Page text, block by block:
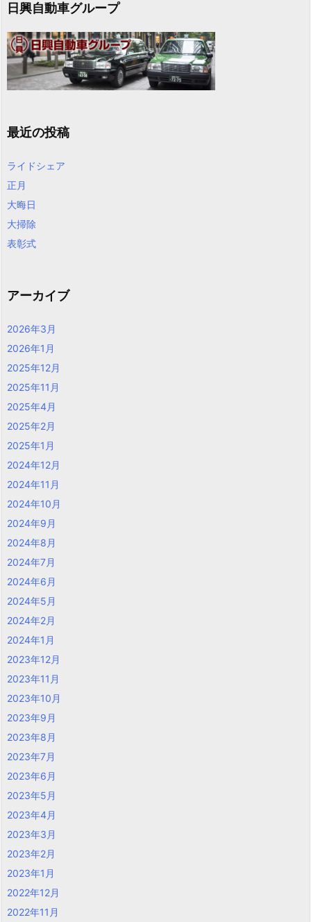
日興自動車グループ
最近の投稿
ライドシェア
正月
大晦日
大掃除
表彰式
アーカイブ
2026年3月
2026年1月
2025年12月
2025年11月
2025年4月
2025年2月
2025年1月
2024年12月
2024年11月
2024年10月
2024年9月
2024年8月
2024年7月
2024年6月
2024年5月
2024年2月
2024年1月
2023年12月
2023年11月
2023年10月
2023年9月
2023年8月
2023年7月
2023年6月
2023年5月
2023年4月
2023年3月
2023年2月
2023年1月
2022年12月
2022年11月